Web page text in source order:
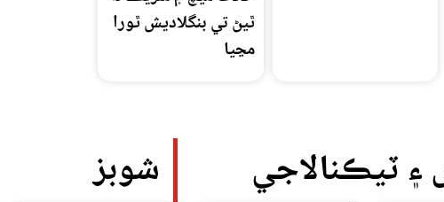
ٿيڻ تي بنگلاديش ٿورا
مڃيا
۽ ٽيڪنالاجي شوبز